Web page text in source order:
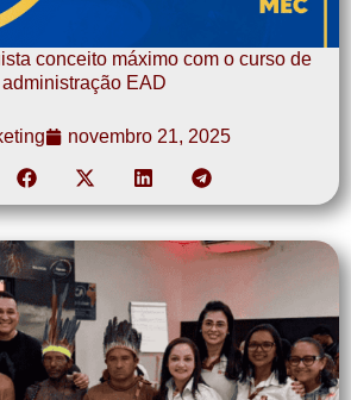
conceito máximo com o curso de
administração EAD
novembro 21, 2025